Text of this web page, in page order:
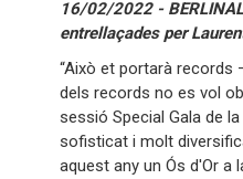
16/02/2022 -
entrellaçades per
“Això et portarà records
dels records no es vol
sessió Special Gala de la
sofisticat i molt
aquest any un Ós d'Or a